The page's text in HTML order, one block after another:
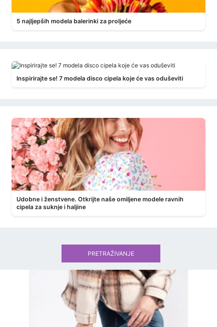
5 najljepših modela balerinki za proljeće
Inspirirajte se! 7 modela disco cipela koje će vas oduševiti
Udobne i ženstvene. Otkrijte naše omiljene modele ravnih
cipela za suknje i haljine
PRETRAŽIVANJE